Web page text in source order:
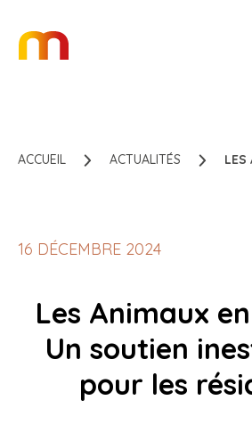
ACCUEIL ACTUALITÉS LES
16 DÉCEMBRE 2024
Les Animaux en
Un soutien
pour les